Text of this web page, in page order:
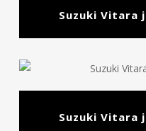
Suzuki Vitara
Suzuki Vitara